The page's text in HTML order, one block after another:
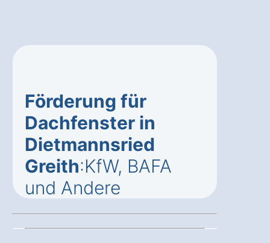
Förderung für
Dachfenster in
Dietmannsried
Greith:KfW, BAFA
und Andere